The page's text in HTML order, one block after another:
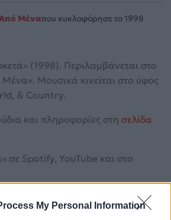
My Personal Information
Μέναπου κυκλοφόρησε το 1998
(1998). Περιλαμβάνεται στο
Μουσικά κινείται στο ύφος
& Country.
και πληροφορίες στη σελίδα
σε Spotify, YouTube και στο